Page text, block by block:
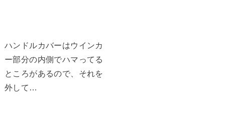
ハンドルカバーはウインカ
ー部分の内側でハマってる
ところがあるので、それを
外して…